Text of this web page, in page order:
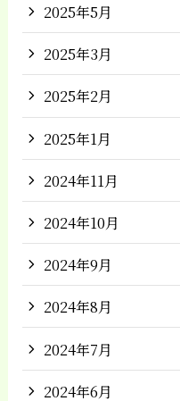
2025年5月
2025年3月
2025年2月
2025年1月
2024年11月
2024年10月
2024年9月
2024年8月
2024年7月
2024年6月